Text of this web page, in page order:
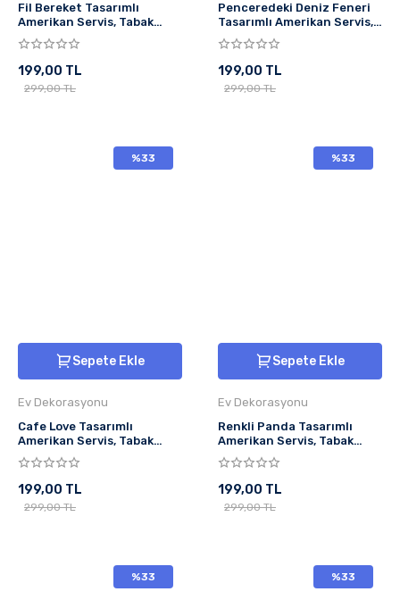
Fil Bereket Tasarımlı
Amerikan Servis, Tabak
Altlığı & Şık Masa Dekoru, Ev
Hediyesi, 2 Adet
199,00 TL
299,00 TL
Penceredeki Deniz Feneri
Tasarımlı Amerikan Servis,
Tabak Altlığı & Masa
Dekoru, Ev Hediyesi, 2 Adet
199,00 TL
299,00 TL
%33
Sepete Ekle
Ev Dekorasyonu
Cafe Love Tasarımlı
Amerikan Servis, Tabak
Altlığı & Şık Masa Dekoru, Ev
Hediyesi, 2 Adet
199,00 TL
299,00 TL
%33
Sepete Ekle
Ev Dekorasyonu
Renkli Panda Tasarımlı
Amerikan Servis, Tabak
Altlığı & Şık Masa Dekoru, Ev
Hediyesi, 2 Adet
199,00 TL
299,00 TL
%33 %33